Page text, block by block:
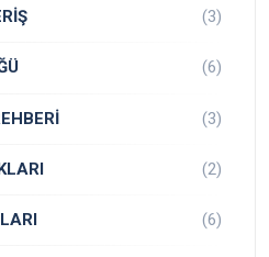
(3)
(6)
(3)
(2)
(6)